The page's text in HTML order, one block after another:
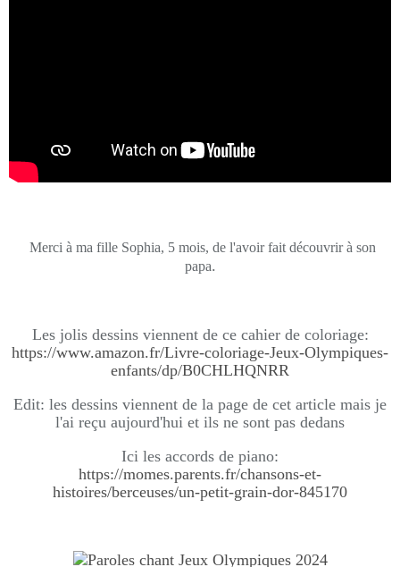
Merci à ma fille Sophia, 5 mois, de l'avoir fait découvrir à son
papa.
Les jolis dessins viennent de ce cahier de coloriage:
https://www.amazon.fr/Livre-coloriage-Jeux-Olympiques-
enfants/dp/B0CHLHQNRR
Edit: les dessins viennent de la page de cet article mais je
l'ai reçu aujourd'hui et ils ne sont pas dedans
Ici les accords de piano:
https://momes.parents.fr/chansons-et-
histoires/berceuses/un-petit-grain-dor-845170